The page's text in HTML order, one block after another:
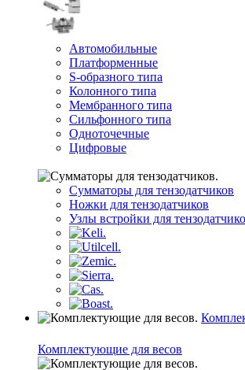
Автомобильные
Платформенные
S-образного типа
Колонного типа
Мембранного типа
Сильфонного типа
Одноточечные
Цифровые
Сумматоры для тензодатчиков
Ножки для тензодатчиков
Узлы встройки для
Комплектующие для весов